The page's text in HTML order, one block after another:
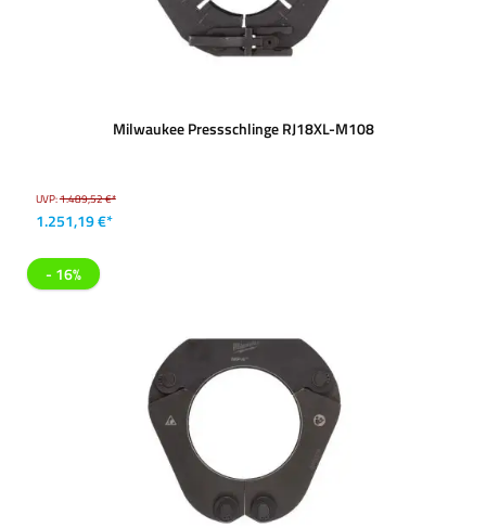
Milwaukee Pressschlinge RJ18XL-M108
UVP:1.489,52 €*
1.251,19 €*
- 16%